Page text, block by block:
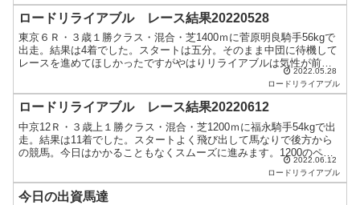
ロードリライアブル レース結果20220528
東京６Ｒ・３歳１勝クラス・混合・芝1400ｍに菅原明良騎手56kgで
出走。結果は4着でした。スタートは五分。そのまま中団に待機して
レースを進めてほしかったですがやはりリライアブルは気性が前向
きすぎますねw菅原騎手が必死に抑えているにも関わら...
2022.05.28
ロードリライアブル
ロードリライアブル レース結果20220612
中京12Ｒ・３歳上１勝クラス・混合・芝1200ｍに福永騎手54kgで出
走。結果は11着でした。スタートよく飛び出して馬なりで後方から
の競馬。今日はかかることもなくスムーズに進みます。1200のペー
2022.06.12
ロードリライアブル
今日の出資馬達